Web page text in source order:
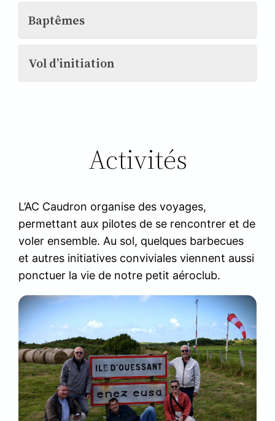
Baptêmes
Vol d’initiation
Activités
L’AC Caudron organise des voyages,
permettant aux pilotes de se rencontrer et de
voler ensemble. Au sol, quelques barbecues
et autres initiatives conviviales viennent aussi
ponctuer la vie de notre petit aéroclub.